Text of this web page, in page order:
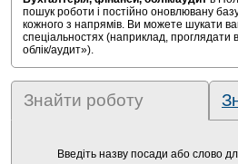
пошук роботи і постійно оновлювану
кожного з напрямів. Ви можете шукати
спеціальностях (наприклад, проглядати
облік/аудит»).
Знайти роботу
Введіть назву посади або слово